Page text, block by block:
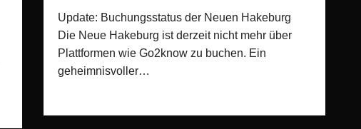
Update: Buchungsstatus der Neuen Hakeburg
Die Neue Hakeburg ist derzeit nicht mehr über
Plattformen wie Go2know zu buchen. Ein
geheimnisvoller…